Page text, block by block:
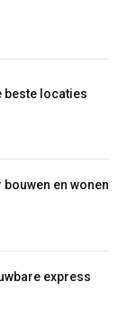
beste locaties
en wonen
express